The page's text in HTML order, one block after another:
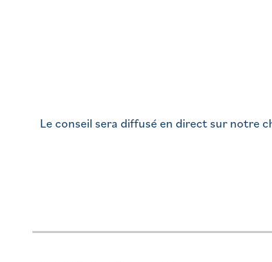
Le conseil sera diffusé en direct sur notre